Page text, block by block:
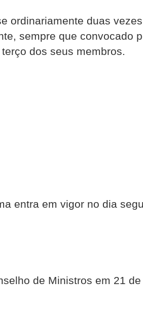
ordinariamente duas
sempre que convocado
dos seus membros.
entra em vigor no dia
de Ministros em 21